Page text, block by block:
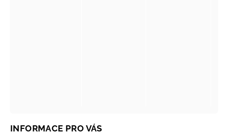
INFORMACE PRO VÁS